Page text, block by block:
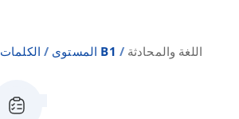
المستوى B1 اللغة والمحادثة